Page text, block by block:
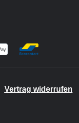
Vertrag widerrufen